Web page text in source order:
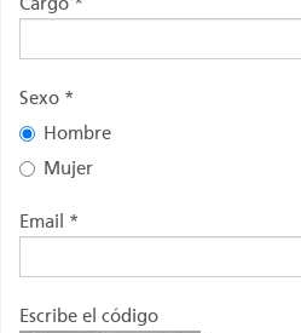
Cargo *
Sexo *
Hombre
Mujer
Email *
Escribe el código